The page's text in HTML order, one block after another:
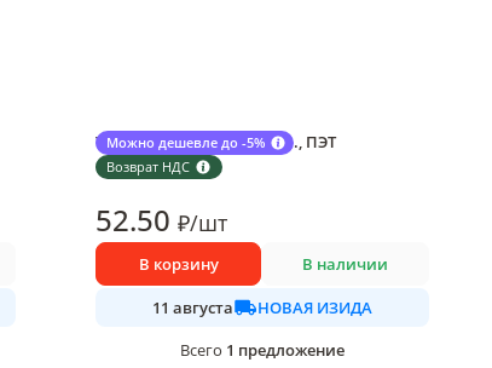
Можно дешевле до -5%
Возврат НДС
Тан Мокшанский 1,7% 1 л., ПЭТ
1 шт в упаковке
52.50 ₽/шт
В корзину В наличии
11 августа
НОВАЯ ИЗИДА
Всего 1 предложение